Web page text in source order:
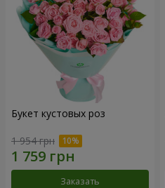
Букет кустовых роз
1 954 грн
Заказать